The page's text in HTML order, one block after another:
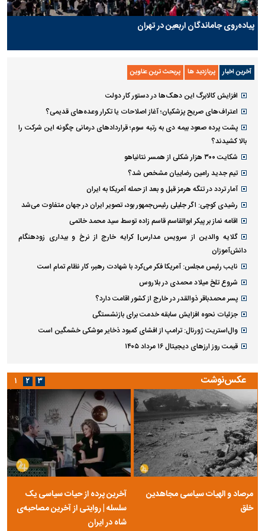
پیاده‌روی جاماندگان اربعین در تهران
آخرین اخبار پربازدید ها پربحث ترین عناوین
افزایش کالابرگ این دهک‌ها در دستور کار دولت
اعتراف‌های صریح پزشکیان؛ آغاز اصلاحات یا تکرار وعده‌های قدیمی؟
پشت پرده صعود بیمه دی به رتبه سوم؛ قراردادهای درمانی چگونه این شرکت را
بالا کشیدند؟
شکایت ۳۰۰ هزار شکلی از همسر نتانیاهو
تیم جدید رامین رضاییان مشخص شد؟
آمار تردد در تنگه هرمز قبل و بعد از حمله آمریکا به ایران
رشیدی کوچی: اگر جلیلی رئیس‌جمهور بود، تصویر ایران در جهان متفاوت می‌شد
اقامه نماز بر پیکر ابوالقاسم قاسم زاده توسط سید محمد خاتمی
گلایه والدین از سرویس مدارس| کرایه خارج از نرخ و بیداری زودهنگام
دانش‌آموزان
نایب رئیس مجلس: آمریکا فکر می‌کرد با شهادت رهبر، کار نظام تمام است
شروع تلخ میلاد محمدی در بلاروس
پسر محمدباقر ذوالقدر در خارج از کشور اقامت دارد؟
جزئیات نحوه افزایش سابقه خدمت برای بازنشستگی
وال‌استریت ژورنال: ترامپ از افشای کمبود ذخایر موشکی خشمگین است
قیمت روز ارز‌های دیجیتال ۱۶ مرداد ۱۴۰۵
عکس‌نوشت
مرصاد و الهیات سیاسی مجاهدین
خلق
آخرین پرده از حیات سیاسی یک
سلسله | روایتی از آخرین مصاحبه‌ی
شاه در ایران
۱ ۲ ۳